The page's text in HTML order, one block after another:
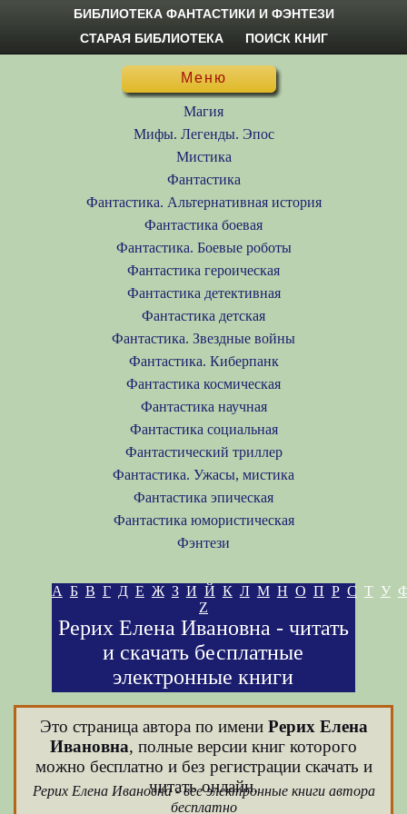
БИБЛИОТЕКА ФАНТАСТИКИ И ФЭНТЕЗИ
СТАРАЯ БИБЛИОТЕКА
ПОИСК КНИГ
Меню
Магия
Мифы. Легенды. Эпос
Мистика
Фантастика
Фантастика. Альтернативная история
Фантастика боевая
Фантастика. Боевые роботы
Фантастика героическая
Фантастика детективная
Фантастика детская
Фантастика. Звездные войны
Фантастика. Киберпанк
Фантастика космическая
Фантастика научная
Фантастика социальная
Фантастический триллер
Фантастика. Ужасы, мистика
Фантастика эпическая
Фантастика юмористическая
Фэнтези
А Б В Г Д Е Ж З И Й К Л М Н О П Р С Т У
Z
Рерих Елена Ивановна - читать
и скачать бесплатные
электронные книги
Это страница автора по имени Рерих Елена
Ивановна, полные версии книг которого
можно бесплатно и без регистрации скачать и
читать онлайн.
Рерих Елена Ивановна - все электронные книги автора
бесплатно